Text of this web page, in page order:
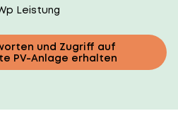
Leistung
und Zugriff auf
PV-Anlage erhalten